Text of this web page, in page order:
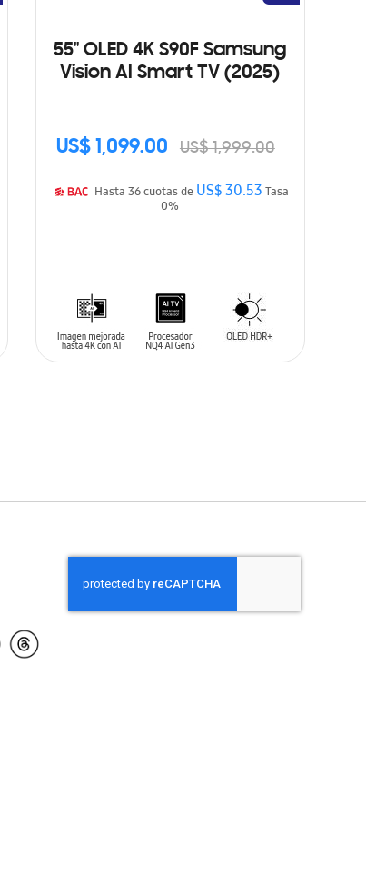
55" OLED 4K S90F Samsung
Vision AI Smart TV (2025)
US$ 1,099.00 US$ 1,999.00
Hasta 36 cuotas deUS$ 30.53Tasa
0%